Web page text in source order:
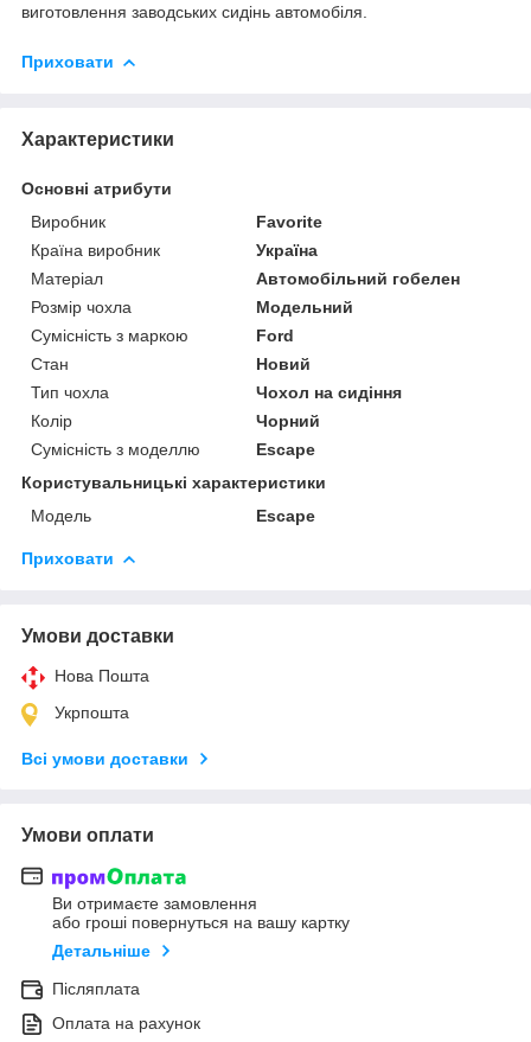
виготовлення заводських сидінь автомобіля.
Приховати
Характеристики
Основні атрибути
Виробник
Favorite
Країна виробник
Україна
Матеріал
Автомобільний гобелен
Розмір чохла
Модельний
Сумісність з маркою
Ford
Стан
Новий
Тип чохла
Чохол на сидіння
Колір
Чорний
Сумісність з моделлю
Escape
Користувальницькі характеристики
Модель
Escape
Приховати
Умови доставки
Нова Пошта
Укрпошта
Всі умови доставки
Умови оплати
Ви отримаєте замовлення
або гроші повернуться на вашу картку
Детальніше
Післяплата
Оплата на рахунок